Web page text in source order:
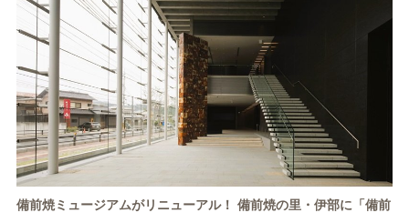
備前焼ミュージアムがリニューアル！ 備前焼の里・伊部に「備前